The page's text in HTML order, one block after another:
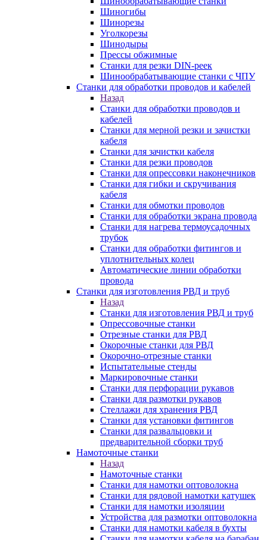
Шиногибы
Шинорезы
Уголкорезы
Шинодыры
Прессы обжимные
Станки для резки DIN-реек
Шинообрабатывающие станки с ЧПУ
Станки для обработки проводов и кабелей
Назад
Станки для обработки проводов и
кабелей
Станки для мерной резки и зачистки
кабеля
Станки для зачистки кабеля
Станки для резки проводов
Станки для опрессовки наконечников
Станки для гибки и скручивания
кабеля
Станки для обмотки проводов
Станки для обработки экрана провода
Станки для нагрева термоусадочных
трубок
Станки для обработки фитингов и
уплотнительных колец
Автоматические линии обработки
провода
Станки для изготовления РВД и труб
Назад
Станки для изготовления РВД и труб
Опрессовочные станки
Отрезные станки для РВД
Окорочные станки для РВД
Окорочно-отрезные станки
Испытательные стенды
Маркировочные станки
Станки для перфорации рукавов
Станки для размотки рукавов
Стеллажи для хранения РВД
Станки для установки фитингов
Станки для развальцовки и
предварительной сборки труб
Намоточные станки
Назад
Намоточные станки
Станки для намотки оптоволокна
Станки для рядовой намотки катушек
Станки для намотки изоляции
Устройства для размотки оптоволокна
Станки для намотки кабеля в бухты